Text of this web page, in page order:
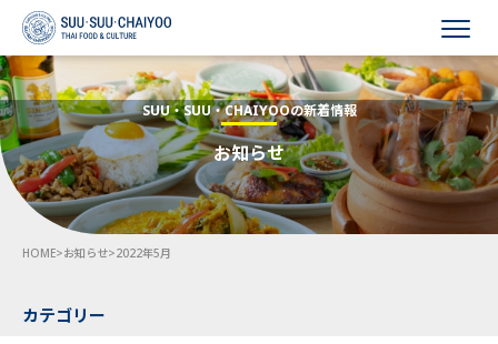
HOME
会社概要
事業内容
採用情報
お知らせ
SUU・SUU・CHAIYOOの新着情報
お知らせ
HOME>お知らせ>2022年5月
カテゴリー